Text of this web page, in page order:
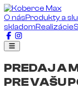
O násProdukty a
skladomRealizácie
PREDAJ A
PRE VAŠU